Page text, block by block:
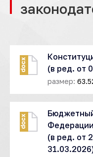
docx
(в ред. от
размер:
docx
(в ред. от